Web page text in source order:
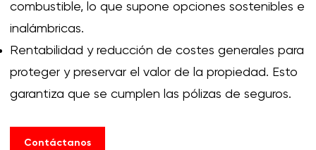
combustible, lo que supone opciones sostenibles e
inalámbricas.
Rentabilidad y reducción de costes generales para
proteger y preservar el valor de la propiedad. Esto
garantiza que se cumplen las pólizas de seguros.
Contáctanos